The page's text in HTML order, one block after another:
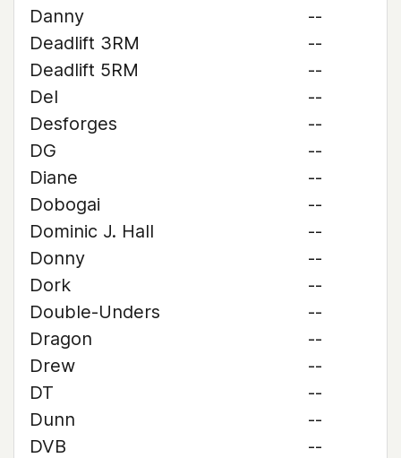
Danny
--
Deadlift 3RM
--
Deadlift 5RM
--
Del
--
Desforges
--
DG
--
Diane
--
Dobogai
--
Dominic J. Hall
--
Donny
--
Dork
--
Double-Unders
--
Dragon
--
Drew
--
DT
--
Dunn
--
DVB
--